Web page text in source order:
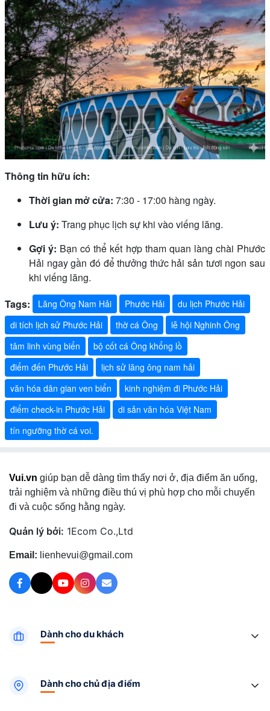
Thông tin hữu ích:
Thời gian mở cửa: 7:30 - 17:00 hàng ngày.
Lưu ý: Trang phục lịch sự khi vào viếng lăng.
Gợi ý: Bạn có thể kết hợp tham quan làng chài Phước
Hải ngay gần đó để thưởng thức hải sản tươi ngon sau
khi viếng lăng.
Tags:
Lăng Ông Nam Hải Phước Hải
du lịch Phước Hải
di tích lịch sử Phước Hải
thờ cá Ông
lễ hội Nghinh Ông
tâm linh vùng biển
bộ cốt cá Ông khổng lồ
điểm đến Phước Hải
lịch sử lăng ông nam hải
văn hóa dân gian ven biển
kinh nghiệm đi Phước Hải
điểm check-in Phước Hải
di sản văn hóa Việt Nam
tín ngưỡng thờ cá voi.
Vui.vn giúp bạn dễ dàng tìm thấy nơi ở, địa điểm ăn uống,
trải nghiệm và những điều thú vị phù hợp cho mỗi chuyến
đi và cuộc sống hằng ngày.
Quản lý bởi: 1Ecom Co.,Ltd
Email: lienhevui@gmail.com
Dành cho du khách
Dành cho chủ địa điểm